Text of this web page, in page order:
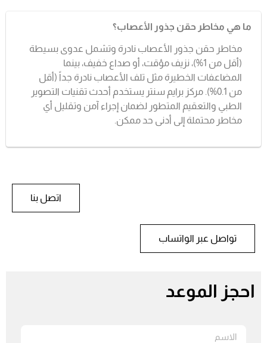
ما هي مخاطر حقن جذور الأعصاب؟
مخاطر حقن جذور الأعصاب نادرة وتشمل عدوى بسيطة
(أقل من 1%)، نزيف مؤقت، أو صداع خفيف، بينما
المضاعفات الخطيرة مثل تلف الأعصاب نادرة جداً (أقل
من 0.1%). مركز برايم سنتر يستخدم أحدث تقنيات التصوير
الطبي والتعقيم المتطور لضمان إجراء آمن وتقليل أي
مخاطر محتملة إلى أدنى حد ممكن.
اتصل بنا
تواصل عبر الواتساب
احجز الموعد